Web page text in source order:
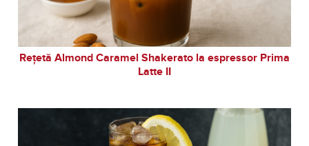
Rețetă Almond Caramel Shakerato la espressor Prima
Latte II